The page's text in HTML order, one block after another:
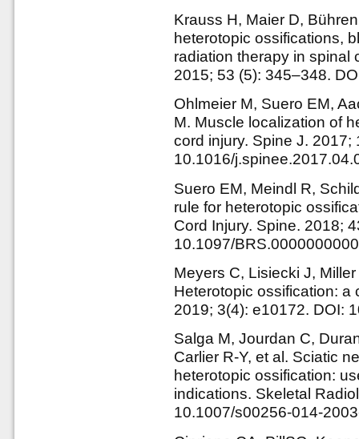
Krauss H, Maier D,
heterotopic ossifications,
radiation therapy in spinal
2015; 53 (5): 345–348.
Ohlmeier M, Suero EM,
M. Muscle localization of
cord injury. Spine J.
10.1016/
Suero EM, Meindl R,
rule for heterotopic
Cord Injury. Spine. 2018;
10.1097/
Meyers C, Lisiecki J,
Heterotopic ossification: a
2019; 3(4): e10172. DOI:
Salga M, Jourdan C,
Carlier R-Y, et al. Sciatic
heterotopic ossification:
indications. Skeletal
10.1007/s00256-014-